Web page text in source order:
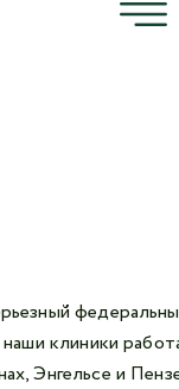
клиники
Энгельсе и